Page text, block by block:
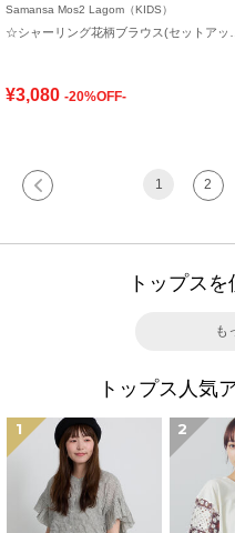
Samansa Mos2 Lagom（KIDS）
¥3,080 -20%OFF-
1 2
トップス
も
トップス人気
1 2